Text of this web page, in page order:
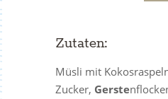
Zutaten:
Müsli mit
Zucker, Gerste